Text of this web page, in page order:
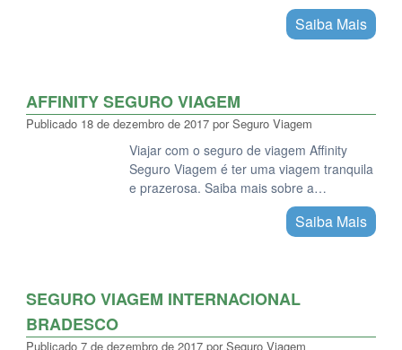
Saiba Mais
AFFINITY SEGURO VIAGEM
Publicado 18 de dezembro de 2017 por Seguro Viagem
Viajar com o seguro de viagem Affinity
Seguro Viagem é ter uma viagem tranquila
e prazerosa. Saiba mais sobre a…
Saiba Mais
SEGURO VIAGEM INTERNACIONAL
BRADESCO
Publicado 7 de dezembro de 2017 por Seguro Viagem